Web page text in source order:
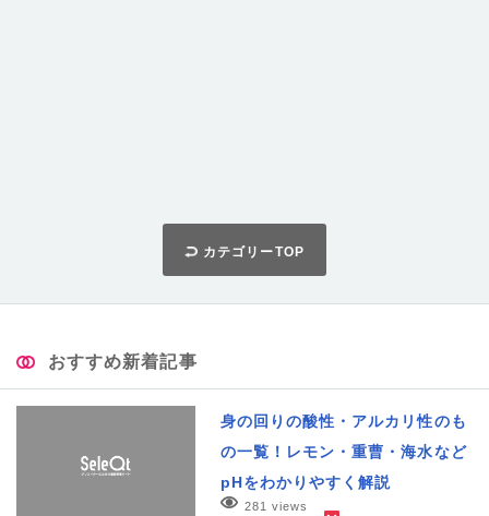
カテゴリーTOP
おすすめ新着記事
身の回りの酸性・アルカリ性のも
の一覧！レモン・重曹・海水など
pHをわかりやすく解説
281 views